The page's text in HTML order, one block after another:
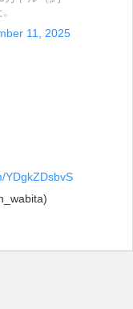
11, 2025
YDgkZDsbvS